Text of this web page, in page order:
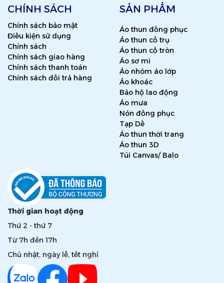
Nữ
Dưới 1m5
35-40kg
1m50-1m60
40-45kg
Cách 2: Dựa vào kích thước size áo có sẵn
1. Chọn chiếc áo thun (cổ trụ / cổ tròn) thoải mái nhất, đặt ở
2. Dùng thước đo theo chiều "Ngang - Rộng Ngực" và ”Dài
3. Sau đó tra bảng thông số dưới đây để chọn size áo.
Trường hợp kích thước áo của bạn không khớp với bảng
thông số, các bạn thích form áo dài nên chọn size theo ”dài
áo“, các bạn thích form áo rộng nên chọn size theo "Rộng
ngực".
CHÍNH SÁCH
Chính sách bảo mật
Điều kiện sử dụng
Chính sách
Chính sách giao hàng
Chính sách thanh toán
Chính sách đổi trả hàng
SẢN PHẨM
Áo thun đồng phục
Áo thun cổ trụ
Áo thun cổ tròn
Áo sơ mi
Áo nhóm áo lớp
Áo khoác
Bảo hộ lao động
Áo mưa
Nón đồng phục
Tạp Dề
Áo thun thời trang
Áo thun 3D
Túi Canvas/ Balo
Thời gian hoạt động
Thứ 2 - thứ 7
Từ 7h đến 17h
Chủ nhật, ngày lễ, tết nghỉ